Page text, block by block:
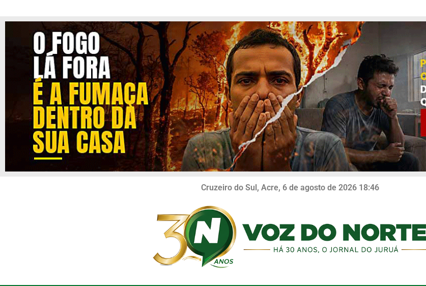
Cruzeiro do Sul, Acre, 6 de agosto de 2026 18:46